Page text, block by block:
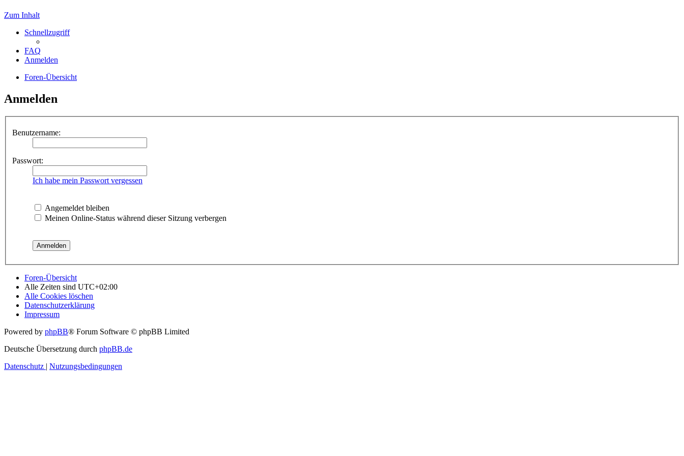
Zum Inhalt
Schnellzugriff
FAQ
Anmelden
Foren-Übersicht
Anmelden
Benutzername:
Passwort:
Ich habe mein Passwort vergessen
Angemeldet bleiben
Meinen Online-Status während dieser Sitzung verbergen
Foren-Übersicht
Alle Zeiten sind UTC+02:00
Alle Cookies löschen
Datenschutzerklärung
Impressum
Powered by phpBB® Forum Software © phpBB Limited
Deutsche Übersetzung durch phpBB.de
Datenschutz | Nutzungsbedingungen